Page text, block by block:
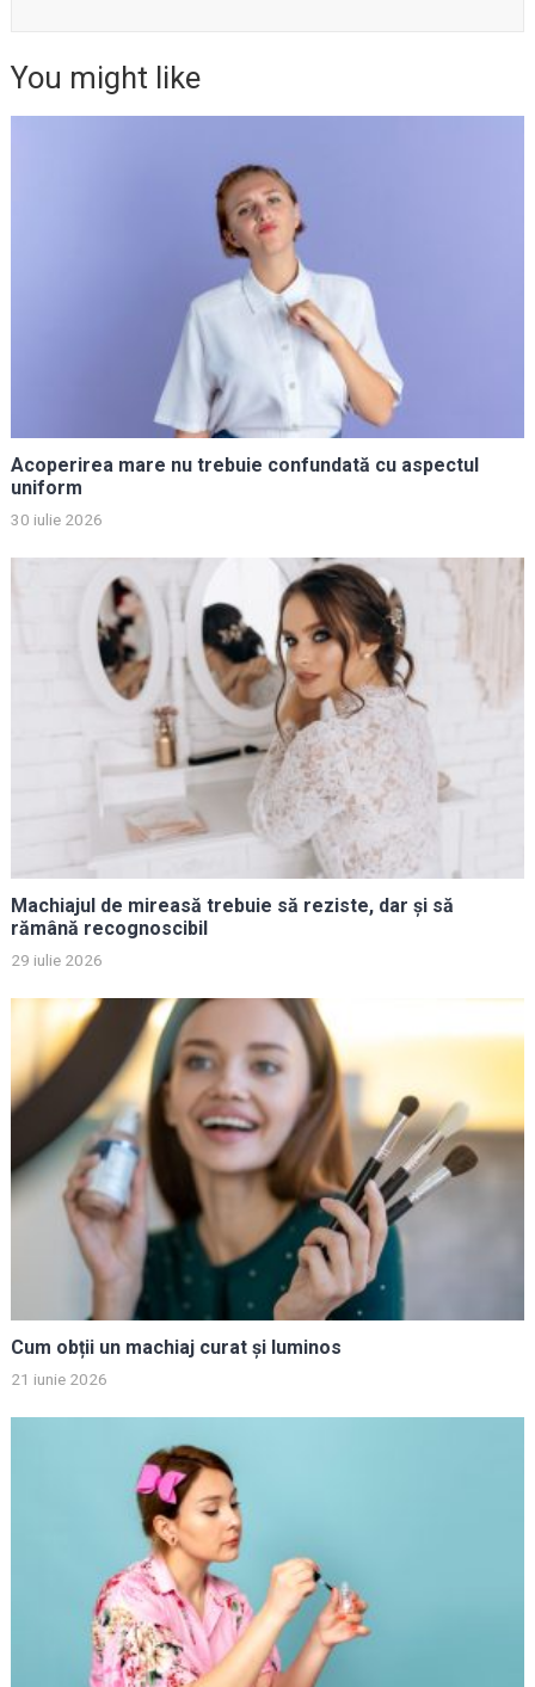
You might like
Acoperirea mare nu trebuie confundată cu aspectul
uniform
30 iulie 2026
Machiajul de mireasă trebuie să reziste, dar și să
rămână recognoscibil
29 iulie 2026
Cum obții un machiaj curat și luminos
21 iunie 2026